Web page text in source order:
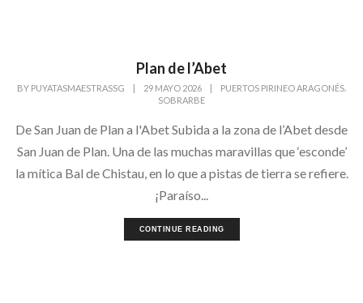
Plan de l’Abet
BY PUYATASMAESTRASSG 29 MAYO 2026 PUERTOS PIRINEO ARAGONÉS
SOBRARBE
De San Juan de Plan a l'Abet Subida a la zona de l’Abet desde
San Juan de Plan. Una de las muchas maravillas que ‘esconde’
la mítica Bal de Chistau, en lo que a pistas de tierra se refiere.
¡Paraíso...
CONTINUE READING